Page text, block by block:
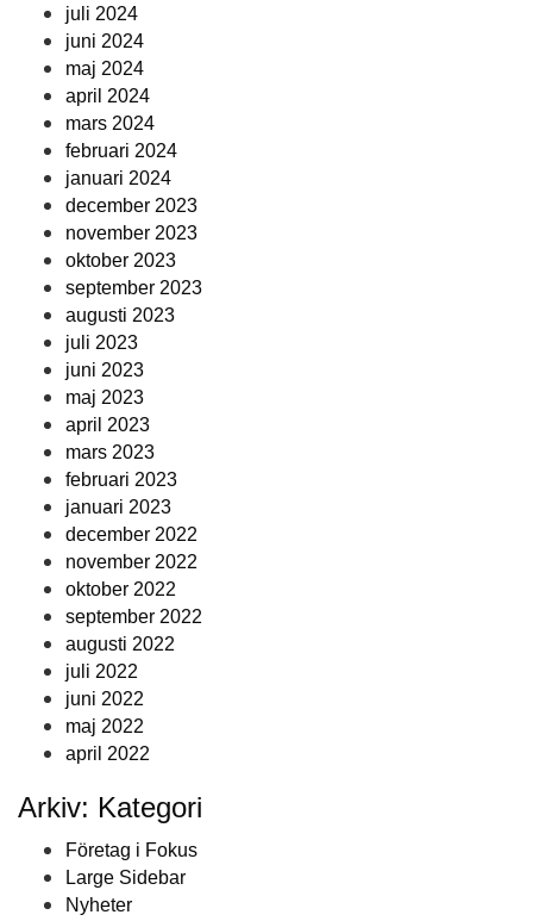
juli 2024
juni 2024
maj 2024
april 2024
mars 2024
februari 2024
januari 2024
december 2023
november 2023
oktober 2023
september 2023
augusti 2023
juli 2023
juni 2023
maj 2023
april 2023
mars 2023
februari 2023
januari 2023
december 2022
november 2022
oktober 2022
september 2022
augusti 2022
juli 2022
juni 2022
maj 2022
april 2022
Arkiv: Kategori
Företag i Fokus
Large Sidebar
Nyheter